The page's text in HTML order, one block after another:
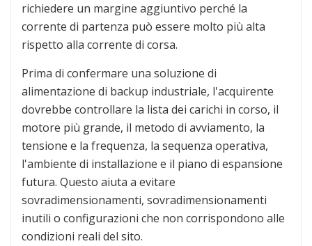
richiedere un margine aggiuntivo perché la
corrente di partenza può essere molto più alta
rispetto alla corrente di corsa.
Prima di confermare una soluzione di
alimentazione di backup industriale, l'acquirente
dovrebbe controllare la lista dei carichi in corso, il
motore più grande, il metodo di avviamento, la
tensione e la frequenza, la sequenza operativa,
l'ambiente di installazione e il piano di espansione
futura. Questo aiuta a evitare
sovradimensionamenti, sovradimensionamenti
inutili o configurazioni che non corrispondono alle
condizioni reali del sito.